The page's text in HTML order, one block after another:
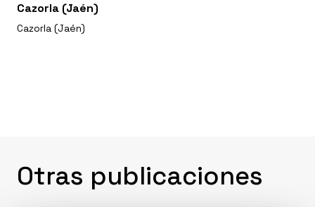
Cazorla (Jaén)
Cazorla (Jaén)
Otras publicaciones